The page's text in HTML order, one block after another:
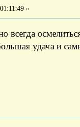
»
всегда
удача и